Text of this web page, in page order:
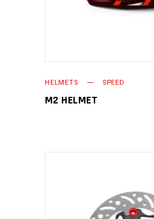
HELMETS SPEED
M2 HELMET